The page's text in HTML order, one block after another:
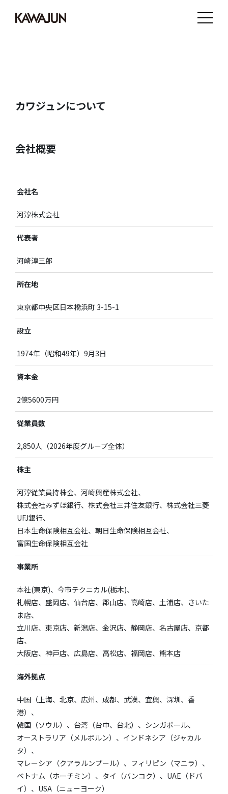
カワジュンについて
会社概要
会社名
河淳株式会社
代表者
河崎淳三郎
所在地
東京都中央区日本橋浜町 3-15-1
設立
1974年（昭和49年）9月3日
資本金
2億5600万円
従業員数
2,850人（2026年度グループ全体）
株主
河淳従業員持株会、河崎興産株式会社、
株式会社みずほ銀行、株式会社三井住友銀行、株式会社三菱
UFJ銀行、
日本生命保険相互会社、朝日生命保険相互会社、
富国生命保険相互会社
事業所
本社(東京)、今市テクニカル(栃木)、
札幌店、盛岡店、仙台店、郡山店、高崎店、土浦店、さいた
ま店、
立川店、東京店、新潟店、金沢店、静岡店、名古屋店、京都
店、
大阪店、神戸店、広島店、高松店、福岡店、熊本店
海外拠点
中国（上海、北京、広州、成都、武漢、宜興、深圳、香
港）、
韓国（ソウル）、台湾（台中、台北）、シンガポール、
オーストラリア（メルボルン）、インドネシア（ジャカル
タ）、
マレーシア（クアラルンプール）、フィリピン（マニラ）、
ベトナム（ホーチミン）、タイ（バンコク）、UAE（ドバ
イ）、USA（ニューヨーク）